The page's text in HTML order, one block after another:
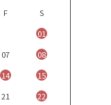
F
S
01
07
08
14
15
21
22